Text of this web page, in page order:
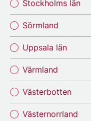
Stockholms län
Sörmland
Uppsala län
Värmland
Västerbotten
Västernorrland